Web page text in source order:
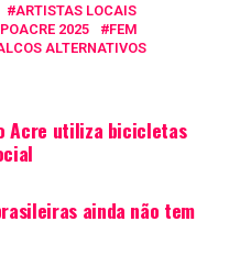
ARTISTAS LOCAIS
2025
FEM
ALTERNATIVOS
Acre utiliza bicicletas
ainda não tem